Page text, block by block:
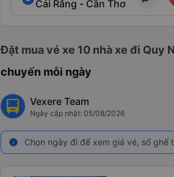
Đặt mua vé xe 10 nhà xe đi Quy
chuyến mỗi ngày
Vexere Team
Ngày cập nhật: 05/08/2026
info Chọn ngày đi để xem giá vé, số